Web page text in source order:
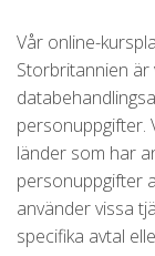
Vår online-
Storbritannien
personuppgifter.
länder som har
personuppgifter
använder vissa
specifika avtal